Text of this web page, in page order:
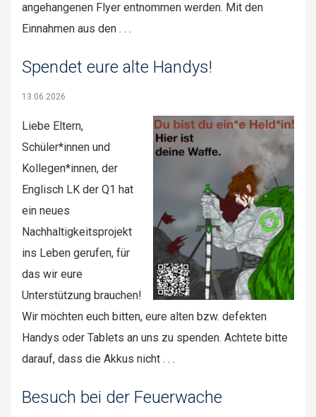
angehangenen Flyer entnommen werden. Mit den
Einnahmen aus den . . .
Spendet eure alte Handys!
13.06.2026
Liebe Eltern,
Schüler*innen und
Kollegen*innen, der
Englisch LK der Q1 hat
ein neues
Nachhaltigkeitsprojekt
ins Leben gerufen, für
das wir eure
Unterstützung brauchen!
Wir möchten euch bitten, eure alten bzw. defekten
Handys oder Tablets an uns zu spenden. Achtete bitte
darauf, dass die Akkus nicht . . .
Besuch bei der Feuerwache